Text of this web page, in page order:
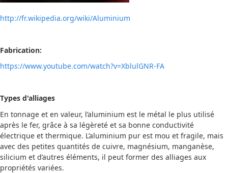
http://fr.wikipedia.org/wiki/Aluminium
Fabrication:
https://www.youtube.com/watch?v=XblulGNR-FA
Types d'alliages
En tonnage et en valeur, l’aluminium est le métal le plus utilisé
après le fer, grâce à sa légèreté et sa bonne conductivité
électrique et thermique. L’aluminium pur est mou et fragile, mais
avec des petites quantités de cuivre, magnésium, manganèse,
silicium et d’autres éléments, il peut former des alliages aux
propriétés variées.